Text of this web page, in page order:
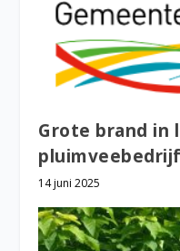
Grote brand in
14 juni 2025